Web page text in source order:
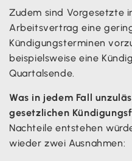
Zudem sind Vorgesetzte
Arbeitsvertrag eine
Kündigungsterminen
beispielsweise eine
Quartalsende.
Was in jedem Fall
gesetzlichen
Nachteile entstehen
wieder zwei Ausnahmen: